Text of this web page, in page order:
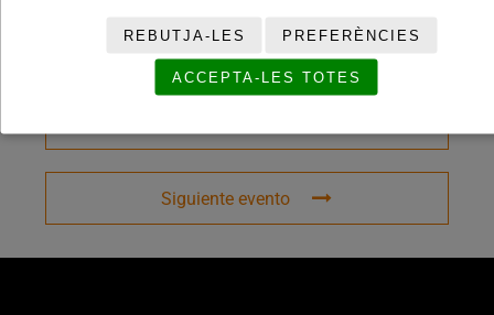
Siguiente evento
REBUTJA-LES PREFERÈNCIES
ACCEPTA-LES TOTES